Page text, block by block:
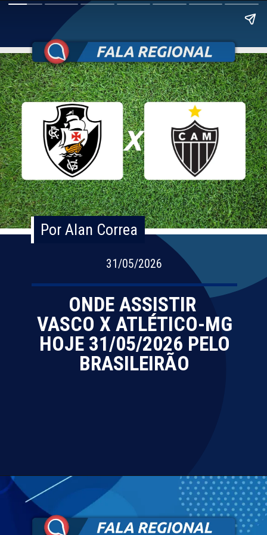
31/05/2026
Por Alan Correa
Por Alan Correa
ONDE ASSISTIR
VASCO X ATLÉTICO-MG
HOJE 31/05/2026 PELO
BRASILEIRÃO